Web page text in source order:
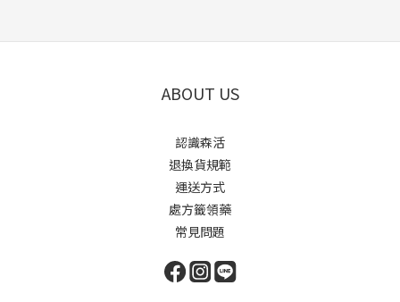
ABOUT US
認識森活
退換貨規範
運送方式
處方籤領藥
常見問題